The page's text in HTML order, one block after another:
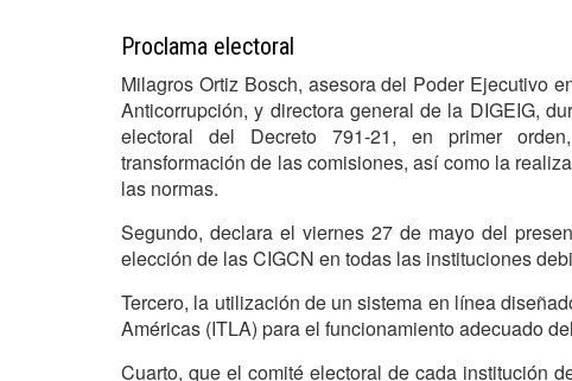
Proclama electoral
Milagros Ortiz Bosch, asesora del Poder Ejecutivo
Anticorrupción, y directora general de la DIGEIG,
electoral del Decreto 791-21, en primer
transformación de las comisiones, así como la
las normas.
Segundo, declara el viernes 27 de mayo del
elección de las CIGCN en todas las instituciones
Tercero, la utilización de un sistema en línea
Américas (ITLA) para el funcionamiento adecuado
Cuarto, que el comité electoral de cada institución